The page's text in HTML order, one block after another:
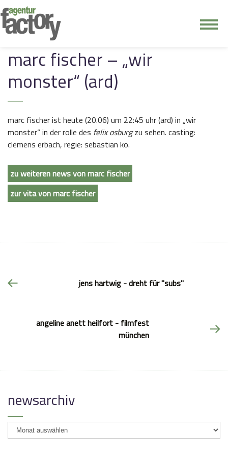
kontakt
marc fischer – „wir
monster“ (ard)
marc fischer ist heute (20.06) um 22:45 uhr (ard) in „wir
monster“ in der rolle des felix osburgzu sehen. casting:
clemens erbach, regie: sebastian ko.
zu weiteren news von marc fischer
zur vita von marc fischer
jens hartwig - dreht für "subs"
angeline anett heilfort - filmfest
münchen
newsarchiv
newsarchiv